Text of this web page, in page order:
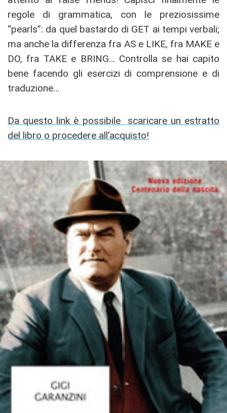
regole di grammatica, con le preziosissime
“pearls”: da quel bastardo di GET ai tempi verbali;
ma anche la differenza fra AS e LIKE, fra MAKE e
DO, fra TAKE e BRING… Controlla se hai capito
bene facendo gli esercizi di comprensione e di
traduzione…
Da questo link è possibile scaricare un estratto
del libro o procedere all’acquisto!